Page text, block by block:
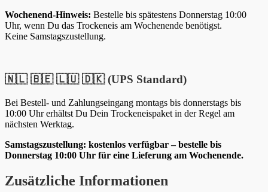
Wochenend-Hinweis: Bestelle bis spätestens Donnerstag 10:00
Uhr, wenn Du das Trockeneis am Wochenende benötigst.
Keine Samstagszustellung.
🇳🇱 🇧🇪 🇱🇺 🇩🇰 (UPS Standard)
Bei Bestell- und Zahlungseingang montags bis donnerstags bis
10:00 Uhr erhältst Du Dein Trockeneispaket in der Regel am
nächsten Werktag.
Samstagszustellung: kostenlos verfügbar – bestelle bis
Donnerstag 10:00 Uhr für eine Lieferung am Wochenende.
Zusätzliche Informationen